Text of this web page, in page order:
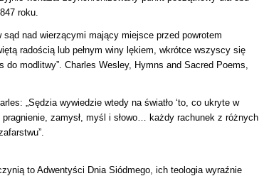
roku.
nad wierzącymi mający miejsce przed powrotem
radością lub pełnym winy lękiem, wkrótce wszyscy się
modlitwy”. Charles Wesley, Hymns and Sacred Poems,
„Sędzia wywiedzie wtedy na światło ‘to, co ukryte w
zamysł, myśl i słowo… każdy rachunek z różnych
to Adwentyści Dnia Siódmego, ich teologia wyraźnie